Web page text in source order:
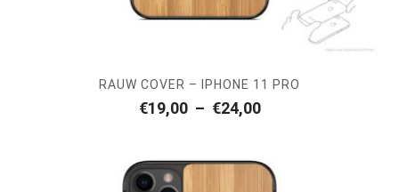
RAUW COVER – IPHONE 11 PRO
€19,00 – €24,00Plage
à
€24,00